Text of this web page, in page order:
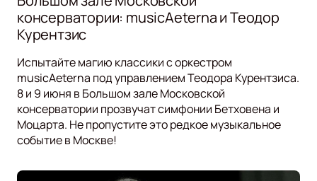
консерватории: musicAeterna и Теодор
Курентзис
Испытайте магию классики с оркестром
musicAeterna под управлением Теодора Курентзиса.
8 и 9 июня в Большом зале Московской
консерватории прозвучат симфонии Бетховена и
Моцарта. Не пропустите это редкое музыкальное
событие в Москве!